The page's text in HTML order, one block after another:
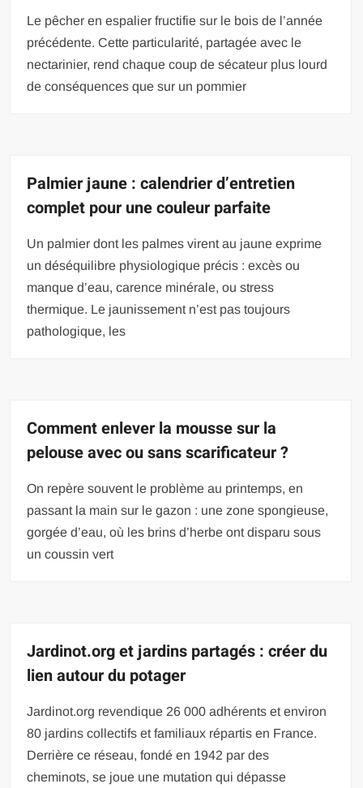
Le pêcher en espalier fructifie sur le bois de l’année
précédente. Cette particularité, partagée avec le
nectarinier, rend chaque coup de sécateur plus lourd
de conséquences que sur un pommier
Palmier jaune : calendrier d’entretien
complet pour une couleur parfaite
Un palmier dont les palmes virent au jaune exprime
un déséquilibre physiologique précis : excès ou
manque d’eau, carence minérale, ou stress
thermique. Le jaunissement n’est pas toujours
pathologique, les
Comment enlever la mousse sur la
pelouse avec ou sans scarificateur ?
On repère souvent le problème au printemps, en
passant la main sur le gazon : une zone spongieuse,
gorgée d’eau, où les brins d’herbe ont disparu sous
un coussin vert
Jardinot.org et jardins partagés : créer du
lien autour du potager
Jardinot.org revendique 26 000 adhérents et environ
80 jardins collectifs et familiaux répartis en France.
Derrière ce réseau, fondé en 1942 par des
cheminots, se joue une mutation qui dépasse